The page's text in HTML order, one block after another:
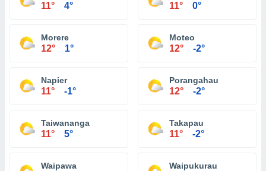
11° 4° 11° 0°
Morere
12° 1°
Moteo
12° -2°
Napier
11° -1°
Porangahau
12° -2°
Taiwananga
11° 5°
Takapau
11° -2°
Waipawa Waipukurau